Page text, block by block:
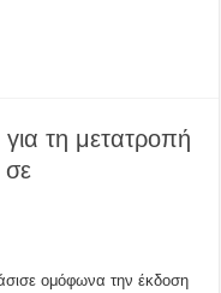
τη μετατροπή
σε
ομόφωνα την έκδοση